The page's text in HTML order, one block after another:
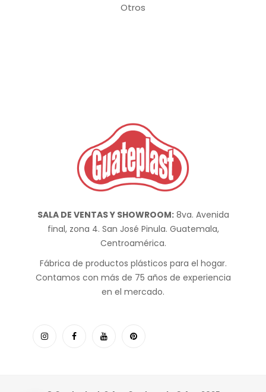
Otros
SALA DE VENTAS Y SHOWROOM:8va. Avenida
final, zona 4. San José Pinula. Guatemala,
Centroamérica.
Fábrica de productos plásticos para el hogar.
Contamos con más de 75 años de experiencia
en el mercado.